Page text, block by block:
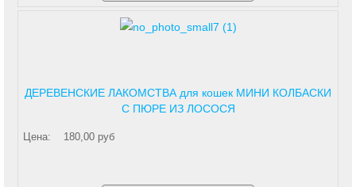
ДЕРЕВЕНСКИЕ ЛАКОМСТВА для кошек МИНИ КОЛБАСКИ
С ПЮРЕ ИЗ ЛОСОСЯ
Цена: 180,00 руб